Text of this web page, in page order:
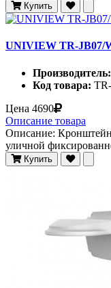
Купить
UNIVIEW TR-JB07/
Производитель:
Код товара:
Цена 4690
Описание товара
Описание:
уличной
Купить